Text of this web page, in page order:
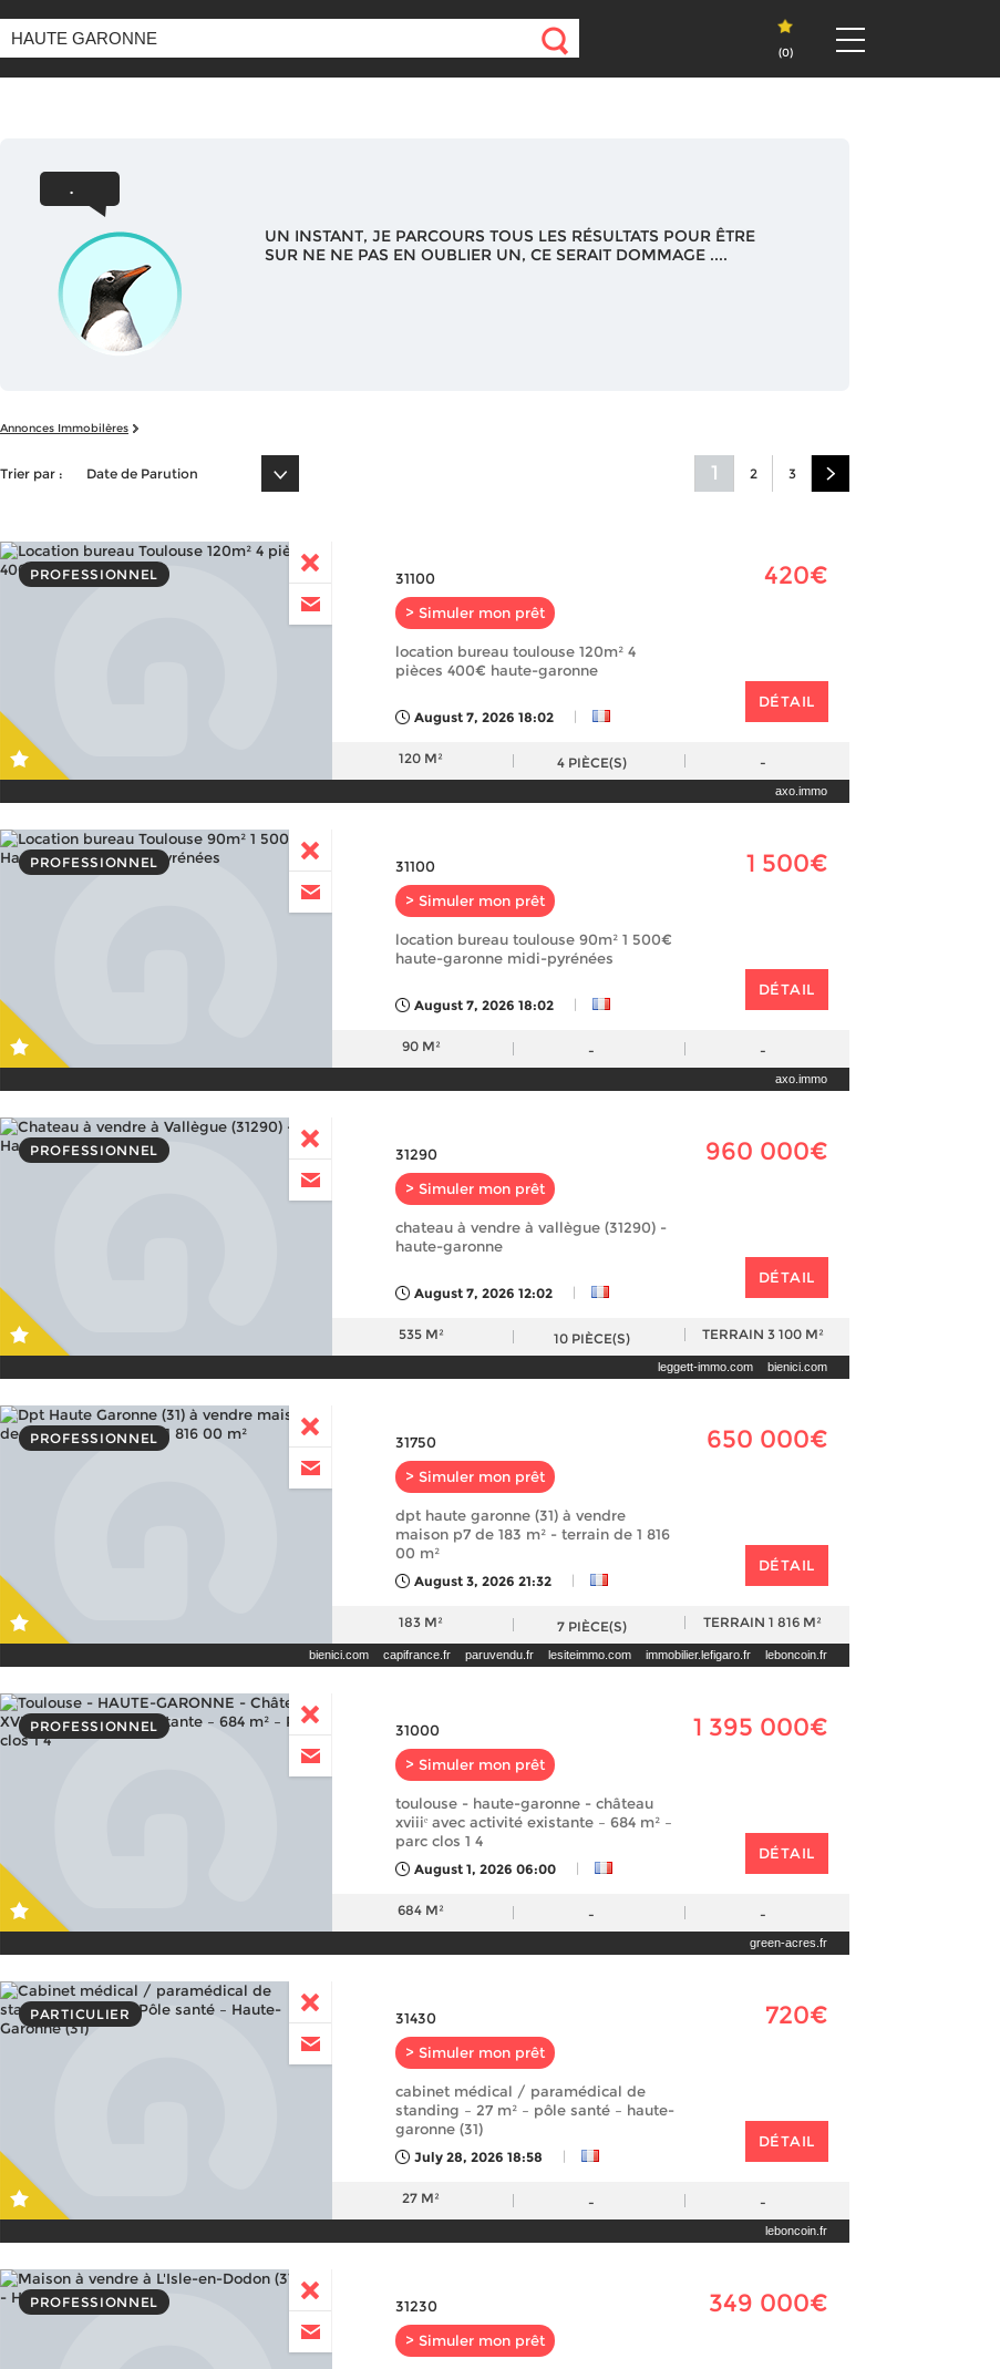
(0)
UN INSTANT, JE PARCOURS TOUS LES RÉSULTATS POUR ÊTRE
SUR NE NE PAS EN OUBLIER UN, CE SERAIT DOMMAGE ....
Annonces Immobilères
1 2 3
Trier par : Date de Parution
PROFESSIONNEL 31100
> Simuler mon prêt
420€
location bureau toulouse 120m² 4
pièces 400€ haute-garonne
August 7, 2026 18:02 |
DÉTAIL
120 M² 4 PIÈCE(S) -
axo.immo
PROFESSIONNEL 31100
> Simuler mon prêt
1 500€
location bureau toulouse 90m² 1 500€
haute-garonne midi-pyrénées
August 7, 2026 18:02 |
DÉTAIL
90 M² - -
axo.immo
PROFESSIONNEL 31290
> Simuler mon prêt
960 000€
chateau à vendre à vallègue (31290) -
haute-garonne
August 7, 2026 12:02 |
DÉTAIL
535 M² 10 PIÈCE(S) TERRAIN 3 100 M²
leggett-immo.com bienici.com
PROFESSIONNEL 31750
> Simuler mon prêt
650 000€
dpt haute garonne (31) à vendre
maison p7 de 183 m² - terrain de 1 816
00 m²
August 3, 2026 21:32 |
DÉTAIL
183 M² 7 PIÈCE(S) TERRAIN 1 816 M²
bienici.com capifrance.fr paruvendu.fr lesiteimmo.com immobilier.lefigaro.fr leboncoin.fr
PROFESSIONNEL 31000
> Simuler mon prêt
1 395 000€
toulouse - haute-garonne - château
xviiiᵉ avec activité existante – 684 m² –
parc clos 1 4
August 1, 2026 06:00 |
DÉTAIL
684 M² - -
green-acres.fr
PARTICULIER 31430
> Simuler mon prêt
720€
cabinet médical / paramédical de
standing – 27 m² – pôle santé – haute-
garonne (31)
July 28, 2026 18:58 |
DÉTAIL
27 M² - -
leboncoin.fr
PROFESSIONNEL 31230
> Simuler mon prêt
349 000€